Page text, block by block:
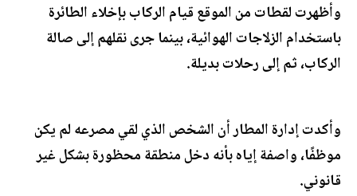
وأظهرت لقطات من الموقع قيام الركاب بإخلاء الطائرة
باستخدام الزلاجات الهوائية، بينما جرى نقلهم إلى صالة
الركاب، ثم إلى رحلات بديلة.
وأكدت إدارة المطار أن الشخص الذي لقي مصرعه لم يكن
موظفًا، واصفة إياه بأنه دخل منطقة محظورة بشكل غير
قانوني.